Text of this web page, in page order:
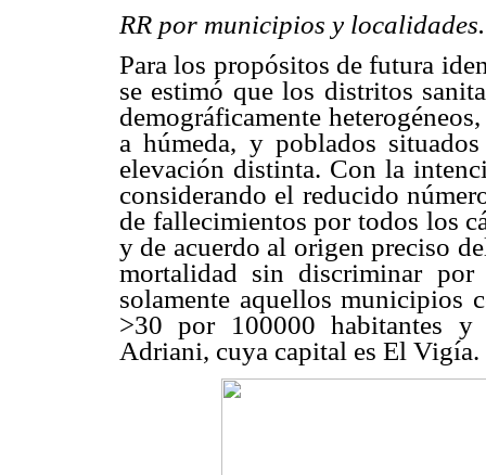
RR por municipios y
Para los propósitos de futura
se estimó que los distritos
demográficamente
a húmeda, y poblados
elevación distinta. Con la
considerando el reducido
de fallecimientos por todos los
y de acuerdo al origen preciso
mortalidad sin discriminar
solamente aquellos municipios
>30 por 100000 habitantes
Adriani, cuya capital es El Vigía.